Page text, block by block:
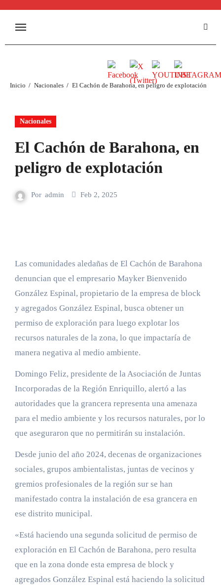
Inicio Nacionales El Cachón de Barahona, en peligro de explotación
Nacionales
El Cachón de Barahona, en
peligro de explotación
Por admin Feb 2, 2025
Las comunidades aledañas de El Cachón de Barahona
denuncian que el empresario Mayker Bienvenido
González Espinal, propietario de la empresa de block
y agregados González Espinal, busca obtener un
permiso de exploración para luego explotar los
recursos naturales de la zona, lo que impactaría de
manera negativa al medio ambiente.
Domingo Feliz, presidente de la Asociación de Juntas
Incorporadas de la Región Enriquillo, alertó a las
autoridades que la grancera representa una amenaza
para el medio ambiente y los recursos naturales, por lo
que aseguraron que no permitirán su instalación.
Desde junio del año 2024, decenas de organizaciones
sociales, grupos ambientalistas, juntas de vecinos y
gremios profesionales de la región sur se han
manifestado contra la instalación de esa grancera en
ese distrito municipal.
«Está haciendo una segunda solicitud de permiso de
exploración en El Cachón de Barahona, pero resulta
que en la zona donde esta empresa de block y
agregados González Espinal está haciendo la solicitud